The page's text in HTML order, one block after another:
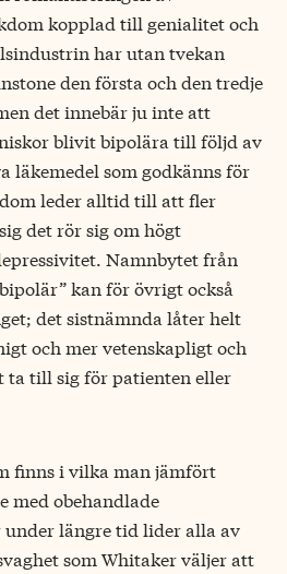
kopplad till genialitet och
har utan tvekan
den första och den tredje
det innebär ju inte att
blivit bipolära till följd av
läkemedel som godkänns för
leder alltid till att fler
det rör sig om högt
Namnbytet från
kan för övrigt också
det sistnämnda låter helt
och mer vetenskapligt och
till sig för patienten eller
finns i vilka man jämfört
med obehandlade
längre tid lider alla av
som Whitaker väljer att